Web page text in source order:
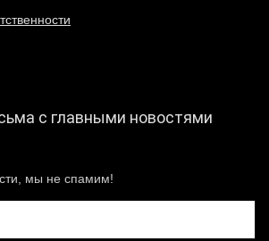
с главными новостями
мы не спамим!